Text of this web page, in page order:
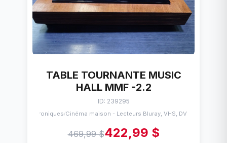
TABLE TOURNANTE MUSIC
HALL MMF -2.2
ID: 239295
Électroniques/Cinéma maison - Lecteurs Bluray, VHS, DVD, Etc
469,99 $422,99 $